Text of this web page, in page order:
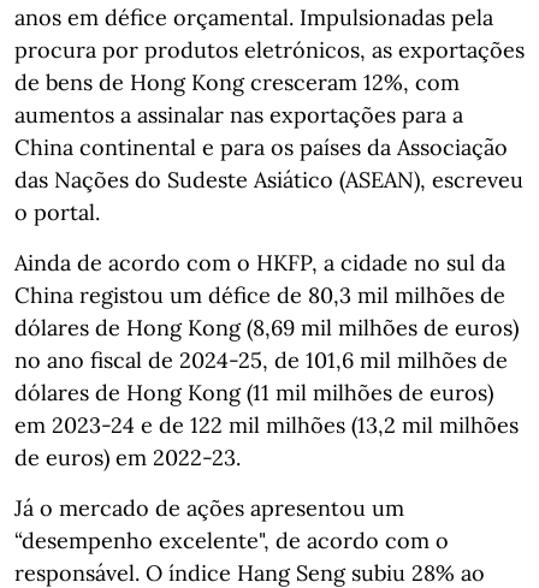
anos em défice orçamental. Impulsionadas pela
procura por produtos eletrónicos, as exportações
de bens de Hong Kong cresceram 12%, com
aumentos a assinalar nas exportações para a
China continental e para os países da Associação
das Nações do Sudeste Asiático (ASEAN), escreveu
o portal.
Ainda de acordo com o HKFP, a cidade no sul da
China registou um défice de 80,3 mil milhões de
dólares de Hong Kong (8,69 mil milhões de euros)
no ano fiscal de 2024-25, de 101,6 mil milhões de
dólares de Hong Kong (11 mil milhões de euros)
em 2023-24 e de 122 mil milhões (13,2 mil milhões
de euros) em 2022-23.
Já o mercado de ações apresentou um
“desempenho excelente", de acordo com o
responsável. O índice Hang Seng subiu 28% ao